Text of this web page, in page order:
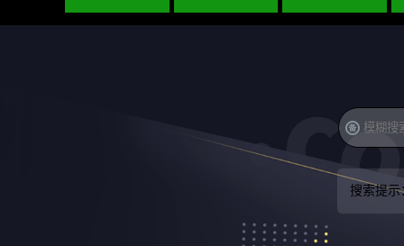
搜索提示